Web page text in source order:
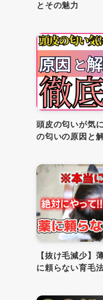
とその魅力
頭皮の匂いが気
の匂いの原因と
【抜け毛減少】
に頼らない育毛